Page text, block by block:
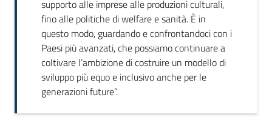
supporto alle imprese alle produzioni culturali,
fino alle politiche di welfare e sanità. È in
questo modo, guardando e confrontandoci con i
Paesi più avanzati, che possiamo continuare a
coltivare l’ambizione di costruire un modello di
sviluppo più equo e inclusivo anche per le
generazioni future”.